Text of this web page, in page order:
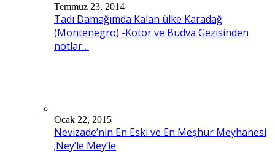
Temmuz 23, 2014
Tadı Damağımda Kalan ülke Karadağ
(Montenegro) -Kotor ve Budva Gezisinden
notlar…
Ocak 22, 2015
Nevizade’nin En Eski ve En Meşhur Meyhanesi
;Ney’le Mey’le